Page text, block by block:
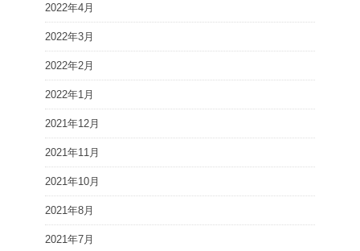
2022年4月
2022年3月
2022年2月
2022年1月
2021年12月
2021年11月
2021年10月
2021年8月
2021年7月